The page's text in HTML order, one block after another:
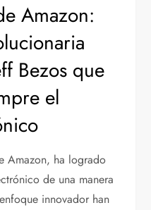
Amazon:
Bezos que
el
Amazon, ha logrado
de una manera
innovador han